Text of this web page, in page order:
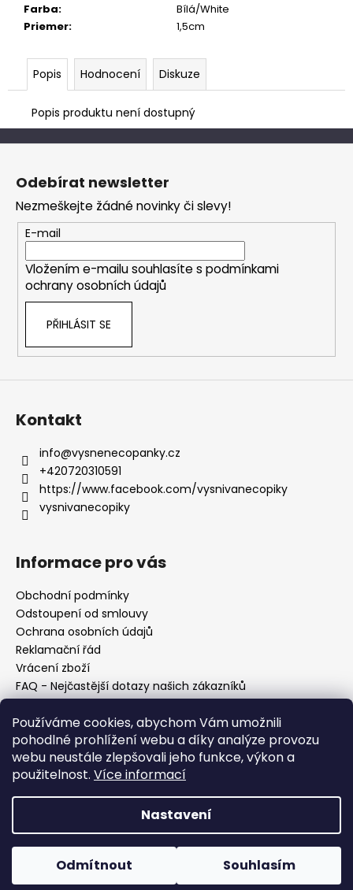
Používáme cookies, abychom Vám umožnili
pohodlné prohlížení webu a díky analýze provozu
webu neustále zlepšovali jeho funkce, výkon a
použitelnost. Více informací
Nastavení
Odmítnout Souhlasím
Farba:
Bílá/White
Priemer: 1,5cm
Popis Hodnocení Diskuze
Popis produktu není dostupný
Z
Odebírat newsletter
Nezmeškejte žádné novinky či slevy!
E-mail
Vložením e-mailu souhlasíte s podmínkami
ochrany osobních údajů
PŘIHLÁSIT SE
Kontakt
info@vysnenecopanky.cz
+420720310591
https://www.facebook.com/vysnivanecopiky
vysnivanecopiky
Informace pro vás
Obchodní podmínky
Odstoupení od smlouvy
Ochrana osobních údajů
Reklamační řád
Vrácení zboží
FAQ - Nejčastější dotazy našich zákazníků
Mapa braiderek
Kurz zapletání vlasů
Blog
O nás
Kontakt
Copyright 2026Vysněné copánky. Všechna práva